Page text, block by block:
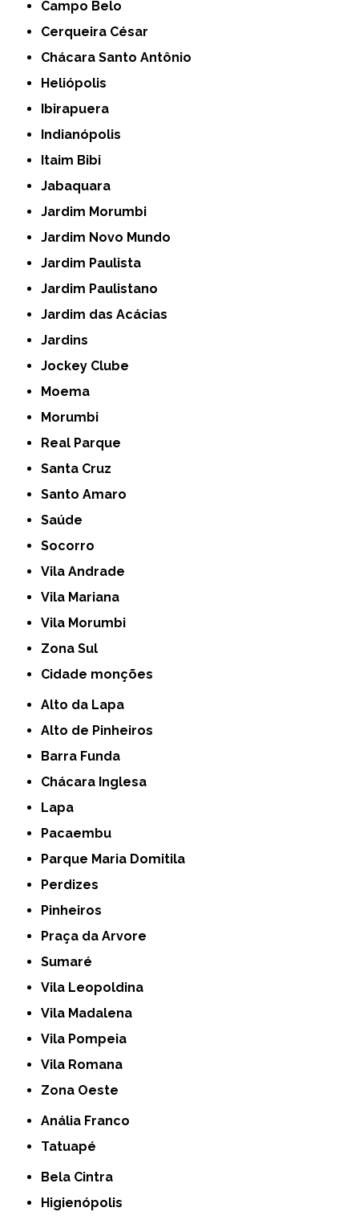
Campo Belo
Cerqueira César
Chácara Santo Antônio
Heliópolis
Ibirapuera
Indianópolis
Itaim Bibi
Jabaquara
Jardim Morumbi
Jardim Novo Mundo
Jardim Paulista
Jardim Paulistano
Jardim das Acácias
Jardins
Jockey Clube
Moema
Morumbi
Real Parque
Santa Cruz
Santo Amaro
Saúde
Socorro
Vila Andrade
Vila Mariana
Vila Morumbi
Zona Sul
cidade monções
Alto da Lapa
Alto de Pinheiros
Barra Funda
Chácara Inglesa
Lapa
Pacaembu
Parque Maria Domitila
Perdizes
Pinheiros
Praça da Arvore
Sumaré
Vila Leopoldina
Vila Madalena
Vila Pompeia
Vila Romana
Zona Oeste
Anália Franco
Tatuapé
Bela Cintra
Higienópolis